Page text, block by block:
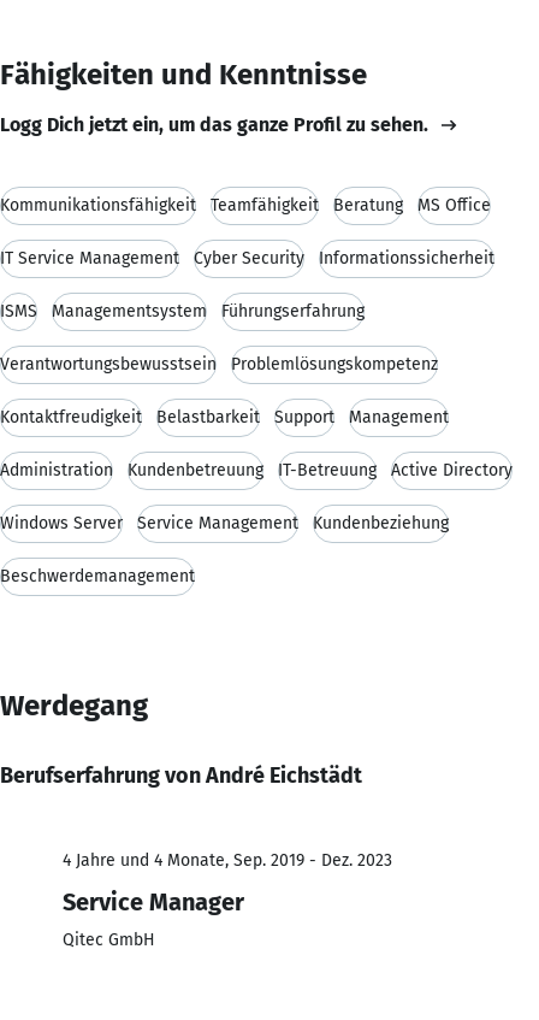
Fähigkeiten und Kenntnisse
Logg Dich jetzt ein, um das ganze Profil zu sehen.
Kommunikationsfähigkeit Teamfähigkeit Beratung MS Office
IT Service Management Cyber Security Informationssicherheit
ISMS Managementsystem Führungserfahrung
Verantwortungsbewusstsein Problemlösungskompetenz
Kontaktfreudigkeit Belastbarkeit Support Management
Administration Kundenbetreuung IT-Betreuung Active Directory
Windows Server Service Management Kundenbeziehung
Beschwerdemanagement
Werdegang
Berufserfahrung von André Eichstädt
4 Jahre und 4 Monate, Sep. 2019 - Dez. 2023
Service Manager
Qitec GmbH